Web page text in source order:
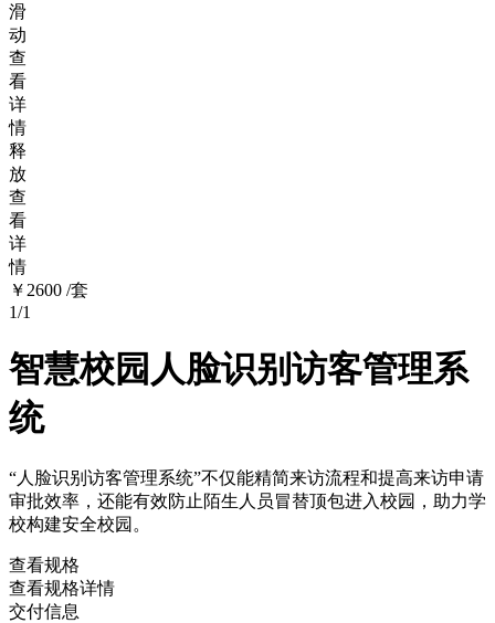
滑
动
查
看
详
情
释
放
查
看
详
情
￥2600 /套
1/1
智慧校园人脸识别访客管理系
统
“人脸识别访客管理系统”不仅能精简来访流程和提高来访申请
审批效率，还能有效防止陌生人员冒替顶包进入校园，助力学
校构建安全校园。
查看规格
查看规格详情
交付信息